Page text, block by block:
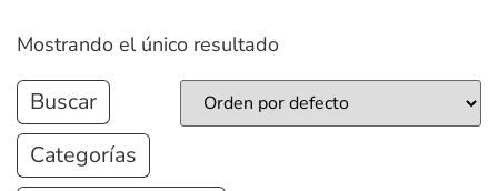
Mostrando el único resultado
Buscar
Categorías